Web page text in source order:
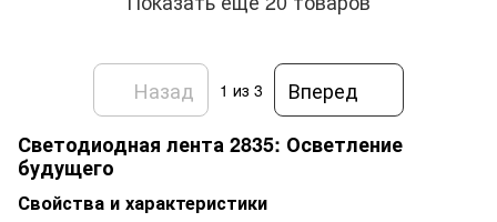
Назад 1 из 3
Вперед
Светодиодная лента 2835: Осветление
будущего
Свойства и характеристики